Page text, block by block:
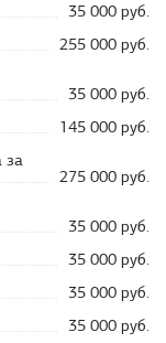
35 000 руб.
255 000 руб.
35 000 руб.
145 000 руб.
за
275 000 руб.
35 000 руб.
35 000 руб.
35 000 руб.
35 000 руб.